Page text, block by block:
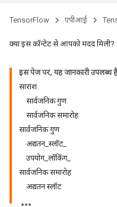
TensorFlow एपीआई
क्या इस कॉन्टेंट से आपको मदद मिली?
इस पेज पर, यह जानकारी उपलब्ध है
सारांश
सार्वजनिक गुण
सार्वजनिक समारोह
सार्वजनिक गुण
अद्यतन_स्लॉट_
उपयोग_लॉकिंग_
सार्वजनिक समारोह
अद्यतन स्लॉट